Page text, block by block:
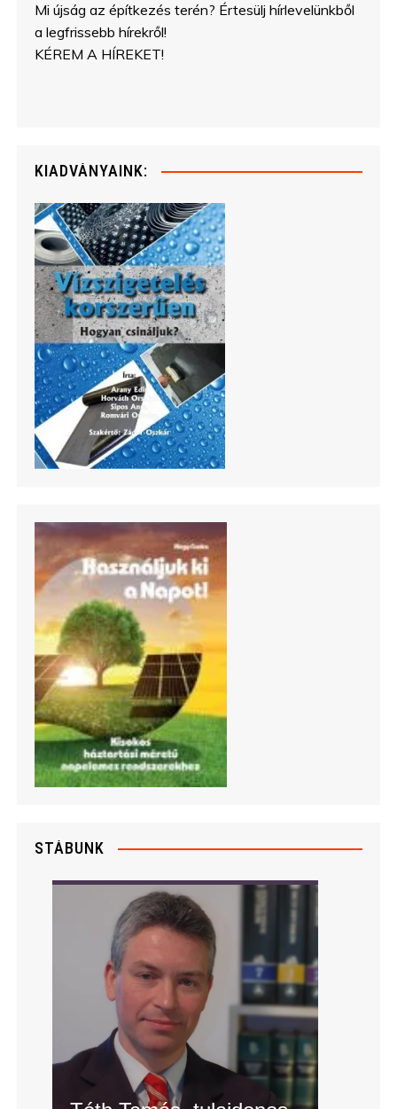
Mi újság az építkezés terén? Értesülj hírlevelünkből
a legfrissebb hírekről!
KÉREM A HÍREKET!
KIADVÁNYAINK:
STÁBUNK